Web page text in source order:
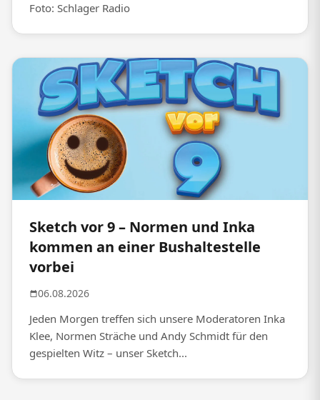
Foto: Schlager Radio
Sketch vor 9 – Normen und Inka
kommen an einer Bushaltestelle
vorbei
06.08.2026
Jeden Morgen treffen sich unsere Moderatoren Inka
Klee, Normen Sträche und Andy Schmidt für den
gespielten Witz – unser Sketch...